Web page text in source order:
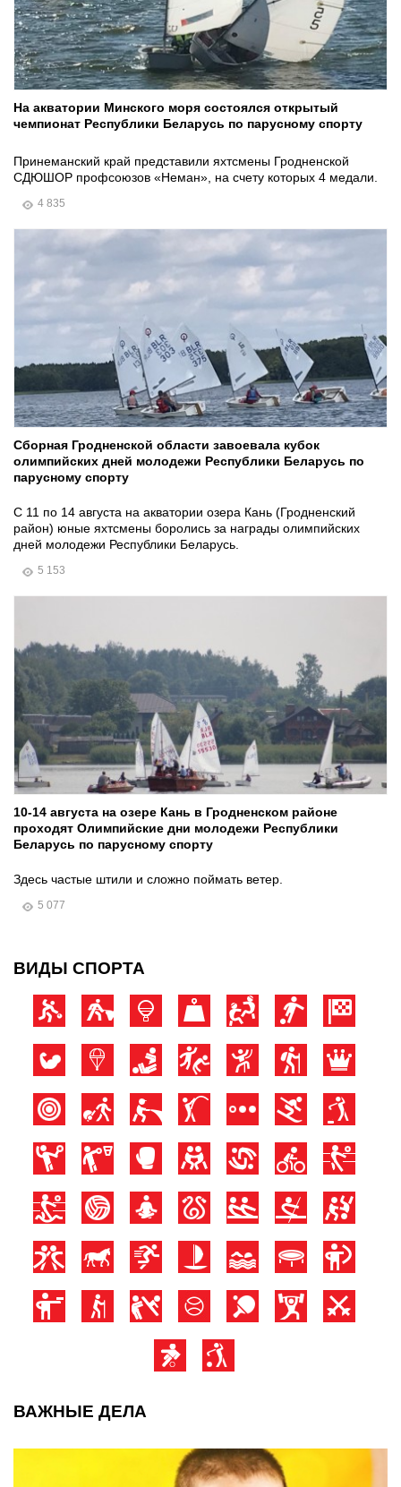
На акватории Минского моря состоялся открытый
чемпионат Республики Беларусь по парусному спорту
Принеманский край представили яхтсмены Гродненской
СДЮШОР профсоюзов «Неман», на счету которых 4 медали.
4 835
Сборная Гродненской области завоевала кубок
олимпийских дней молодежи Республики Беларусь по
парусному спорту
С 11 по 14 августа на акватории озера Кань (Гродненский
район) юные яхтсмены боролись за награды олимпийских
дней молодежи Республики Беларусь.
5 153
10-14 августа на озере Кань в Гродненском районе
проходят Олимпийские дни молодежи Республики
Беларусь по парусному спорту
Здесь частые штили и сложно поймать ветер.
5 077
ВИДЫ СПОРТА
ВАЖНЫЕ ДЕЛА